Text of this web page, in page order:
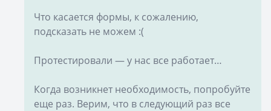
Что касается формы, к сожалению,
подсказать не можем :(
Протестировали — у нас все работает…
Когда возникнет необходимость, попробуйте
еще раз. Верим, что в следующий раз все